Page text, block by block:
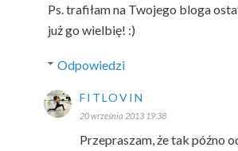
Ps. trafiłam na Twojego bloga
już go wielbię! :)
Odpowiedzi
FITLOVIN
20 września 2013 19:38
Przepraszam, że tak późno